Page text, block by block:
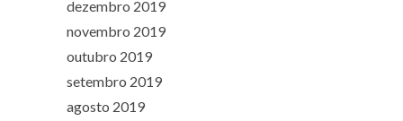
dezembro 2019
novembro 2019
outubro 2019
setembro 2019
agosto 2019